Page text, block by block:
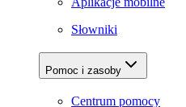
Słowniki
Pomoc i zasoby
Centrum pomocy